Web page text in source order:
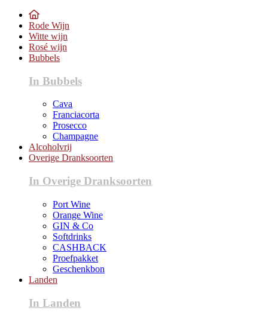
Rode Wijn
Witte wijn
Rosé wijn
Bubbels
In Bubbels
Cava
Franciacorta
Prosecco
Champagne
Alcoholvrij
Overige Dranksoorten
In Overige Dranksoorten
Port Wine
Orange Wine
GIN & Co
Softdrinks
CASHBACK
Proefpakket
Geschenkbon
Landen
In Landen